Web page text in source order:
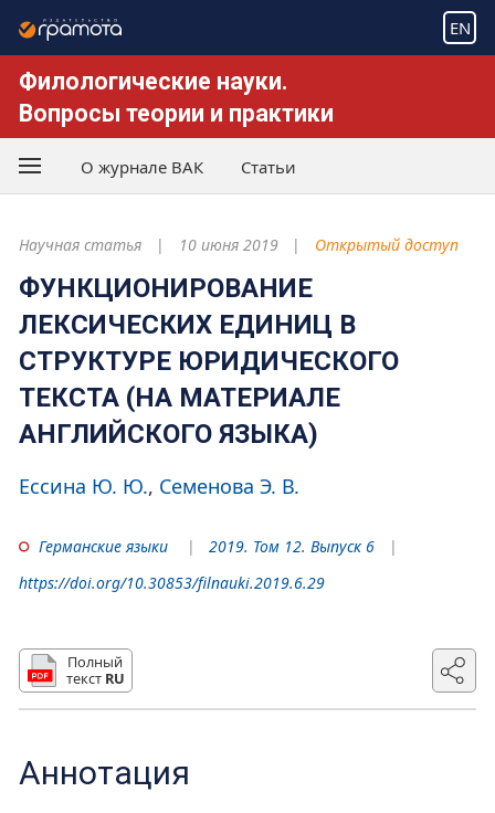
EN
Филологические науки.
Вопросы теории и практики
О журнале ВАК Статьи
Научная статья 10 июня 2019 Открытый доступ
ФУНКЦИОНИРОВАНИЕ
ЛЕКСИЧЕСКИХ ЕДИНИЦ В
СТРУКТУРЕ ЮРИДИЧЕСКОГО
ТЕКСТА (НА МАТЕРИАЛЕ
АНГЛИЙСКОГО ЯЗЫКА)
Ессина Ю. Ю. Семенова Э. В.
Германские языки
2019. Том 12. Выпуск 6
https://doi.org/10.30853/filnauki.2019.6.29
Полный
текст RU
Аннотация